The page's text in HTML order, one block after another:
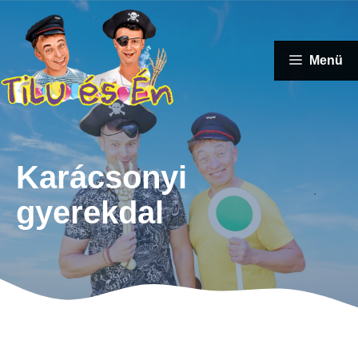
tartalomba
Menü
Karácsonyi
gyerekdal